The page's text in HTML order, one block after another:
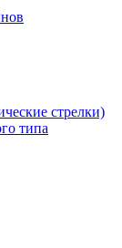
стрелки)
типа